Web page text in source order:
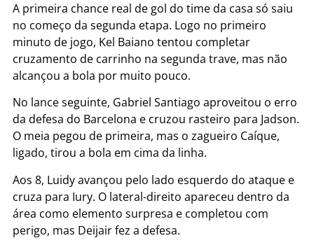
A primeira chance real de gol do time da casa só saiu
no começo da segunda etapa. Logo no primeiro
minuto de jogo, Kel Baiano tentou completar
cruzamento de carrinho na segunda trave, mas não
alcançou a bola por muito pouco.
No lance seguinte, Gabriel Santiago aproveitou o erro
da defesa do Barcelona e cruzou rasteiro para Jadson.
O meia pegou de primeira, mas o zagueiro Caíque,
ligado, tirou a bola em cima da linha.
Aos 8, Luidy avançou pelo lado esquerdo do ataque e
cruza para Iury. O lateral-direito apareceu dentro da
área como elemento surpresa e completou com
perigo, mas Deijair fez a defesa.